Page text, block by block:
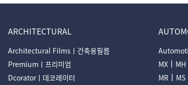
ARCHITECTURAL
Architectural Filmsㅣ건축용필름
Premiumㅣ프리미엄
Dcoratorㅣ데코레이터
MXㅣ MH
MRㅣ MS